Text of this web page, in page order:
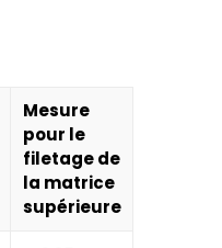
Mesure
pour le
filetage de
la matrice
supérieure